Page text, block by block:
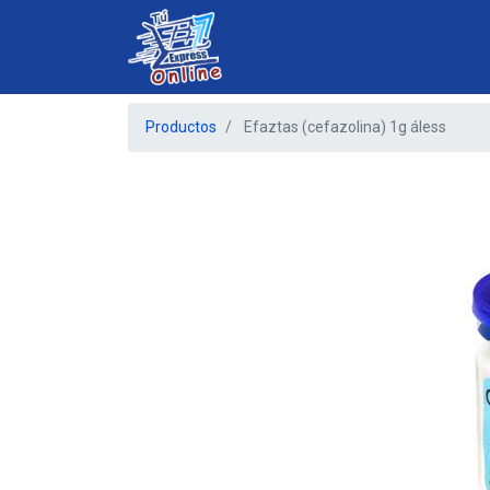
Productos Efaztas (cefazolina) 1g áless